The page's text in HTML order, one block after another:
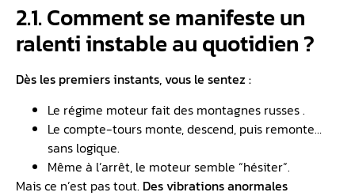
2.1.️‍️ Comment se manifeste un
ralenti instable au quotidien ?
Dès les premiers instants, vous le sentez :
Le régime moteur fait des montagnes russes .
Le compte-tours monte, descend, puis remonte…
sans logique.
Même à l’arrêt, le moteur semble “hésiter”.
Mais ce n’est pas tout. Des vibrations anormales